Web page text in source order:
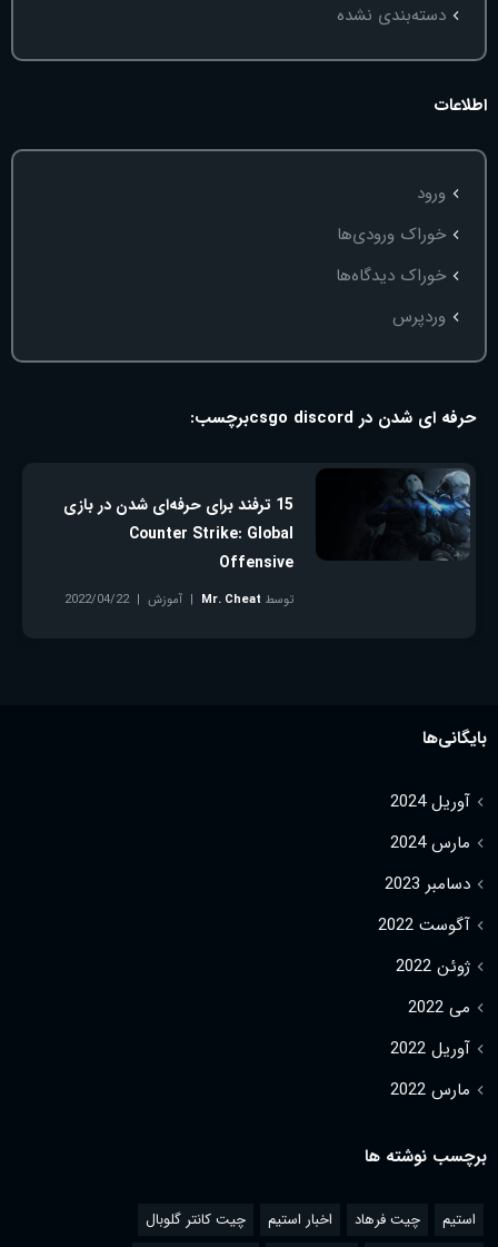
دسته‌بندی نشده
اطلاعات
ورود
خوراک ورودی‌ها
خوراک دیدگاه‌ها
وردپرس
برچسب: حرفه ای شدن در csgo discord
15 ترفند برای حرفه‌ای شدن در بازی
Counter Strike: Global
Offensive
توسط Mr. Cheat آموزش
2022/04/22
بایگانی‌ها
آوریل 2024
مارس 2024
دسامبر 2023
آگوست 2022
ژوئن 2022
می 2022
آوریل 2022
مارس 2022
برچسب نوشته ها
استیم چیت فرهاد اخبار استیم
چیت کانتر گلوبال